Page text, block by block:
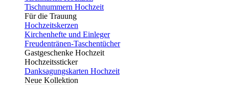
Tischnummern Hochzeit
Für die Trauung
Hochzeitskerzen
Kirchenhefte und Einleger
Freudentränen-Taschentücher
Gastgeschenke Hochzeit
Hochzeitssticker
Danksagungskarten Hochzeit
Neue Kollektion